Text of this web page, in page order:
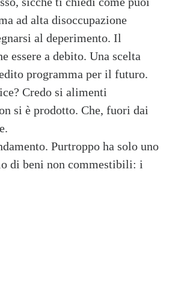
ad alta disoccupazione
al deperimento. Il
essere a debito. Una scelta
programma per il futuro.
Credo si alimenti
si è prodotto. Che, fuori dai
Purtroppo ha solo uno
di beni non commestibili: i